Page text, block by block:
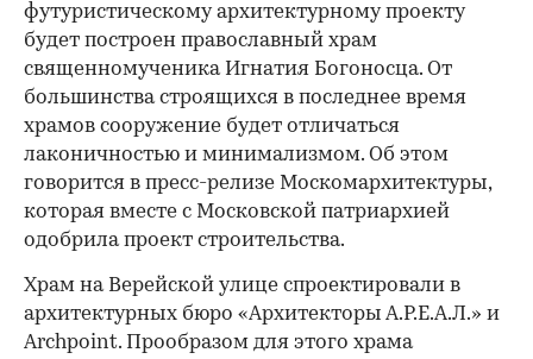
футуристическому архитектурному проекту
будет построен православный храм
священномученика Игнатия Богоносца. От
большинства строящихся в последнее время
храмов сооружение будет отличаться
лаконичностью и минимализмом. Об этом
говорится в пресс-релизе Москомархитектуры,
которая вместе с Московской патриархией
одобрила проект строительства.
Храм на Верейской улице спроектировали в
архитектурных бюро «Архитекторы А.Р.Е.А.Л.» и
Archpoint. Прообразом для этого храма